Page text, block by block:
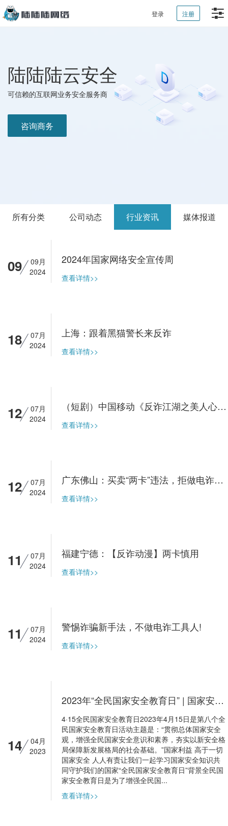
登录 注册
陆陆陆云安全
可信赖的互联网业务安全服务商
咨询商务
所有分类 公司动态 行业资讯 媒体报道
09
09月
2024
2024年国家网络安全宣传周
查看详情>>
18
07月
2024
上海：跟着黑猫警长来反诈
查看详情>>
12
07月
2024
（短剧）中国移动《反诈江湖之美人心计》
查看详情>>
12
07月
2024
广东佛山：买卖“两卡”违法，拒做电诈工具人
查看详情>>
11
07月
2024
福建宁德：【反诈动漫】两卡慎用
查看详情>>
11
07月
2024
警惕诈骗新手法，不做电诈工具人!
查看详情>>
14
04月
2023
2023年“全民国家安全教育日” | 国家安全 人人有责
4·15全民国家安全教育日2023年4月15日是第八个全
民国家安全教育日活动主题是：“贯彻总体国家安全
观，增强全民国家安全意识和素养，夯实以新安全格
局保障新发展格局的社会基础。”国家利益 高于一切
国家安全 人人有责让我们一起学习国家安全知识共
同守护我们的国家“全民国家安全教育日”背景全民国
家安全教育日是为了增强全民国...
查看详情>>